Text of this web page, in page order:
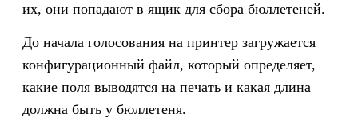
их, они попадают в ящик для сбора бюллетеней.
До начала голосования на принтер загружается
конфигурационный файл, который определяет,
какие поля выводятся на печать и какая длина
должна быть у бюллетеня.